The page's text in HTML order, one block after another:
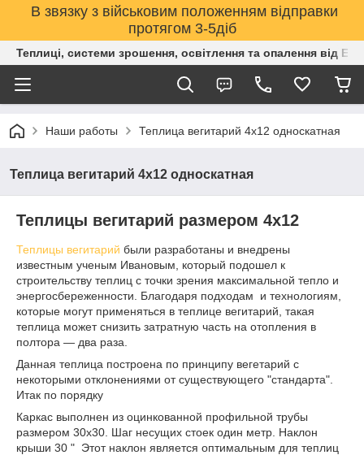
В звязку з військовим положенням відправки
протягом 3-5діб
Теплиці, системи зрошення, освітлення та опалення від
Наши работы Теплица вегитарий 4х12 односкатная
Теплица вегитарий 4х12 односкатная
Теплицы вегитарий размером 4х12
Теплицы вегитарий были разработаны и внедрены
известным ученым Ивановым, который подошел к
строительству теплиц с точки зрения максимальной тепло и
энергосбереженности. Благодаря подходам и технологиям,
которые могут применяться в теплице вегитарий, такая
теплица может снизить затратную часть на отопления в
полтора ― два раза.
Данная теплица построена по принципу вегетарий с
некоторыми отклонениями от существующего "стандарта".
Итак по порядку
Каркас выполнен из оцинкованной профильной трубы
размером 30х30. Шаг несущих стоек один метр. Наклон
крыши 30 " Этот наклон является оптимальным для теплиц